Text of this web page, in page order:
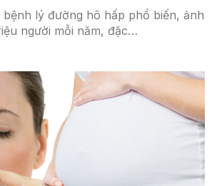
bệnh lý đường hô hấp phổ biến, ảnh
người mỗi năm, đặc…